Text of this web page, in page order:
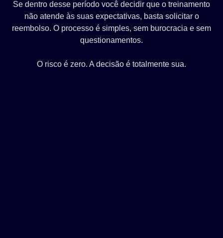
Se dentro desse período você decidir que o treinamento
não atende às suas expectativas, basta solicitar o
reembolso. O processo é simples, sem burocracia e sem
questionamentos.
O risco é zero. A decisão é totalmente sua.